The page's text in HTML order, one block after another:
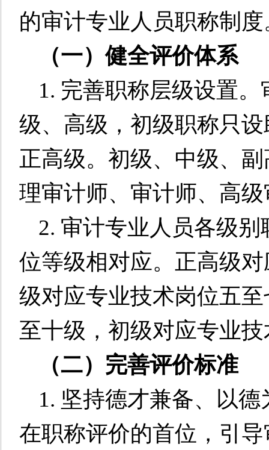
的审计专业人员职称制度
（一）健全评价体系
1. 完善职称层级设置
级、高级，初级职称只
正高级。初级、中级、
理审计师、审计师、高
2. 审计专业人员各级
位等级相对应。正高级
级对应专业技术岗位五
至十级，初级对应专业
（二）完善评价标准
1. 坚持德才兼备、以
在职称评价的首位，引